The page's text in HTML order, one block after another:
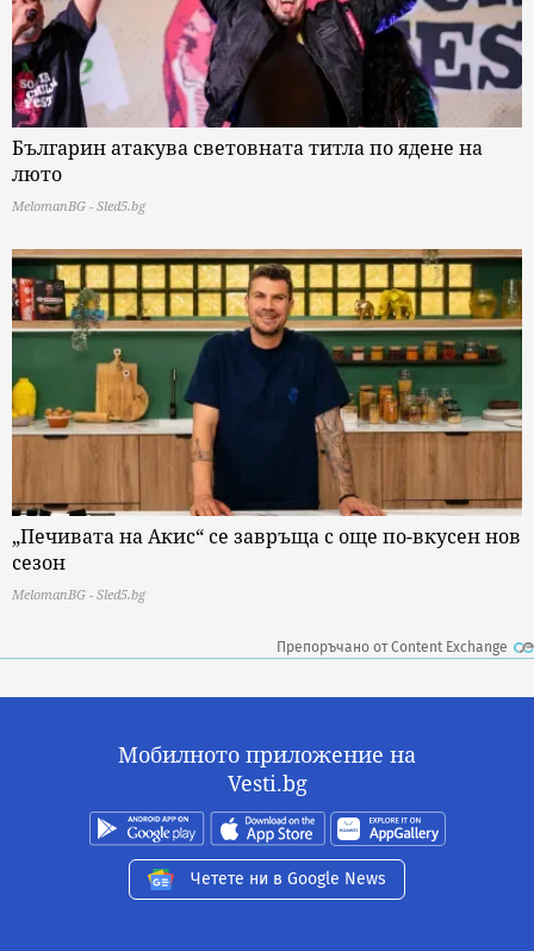
Българин атакува световната титла по ядене на
люто
MelomanBG - Sled5.bg
„Печивата на Акис“ се завръща с още по-вкусен нов
сезон
MelomanBG - Sled5.bg
Препоръчано от Content Exchange
Мобилното приложение на
Vesti.bg
Четете ни в Google News